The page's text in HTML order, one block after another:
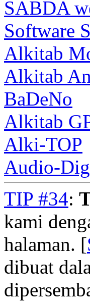
SABDA
Software
Alkitab
Alkitab
BaDeNo
Alkitab
Alki-TOP
Audio-
TIP #34:
kami
halaman. [
dibuat